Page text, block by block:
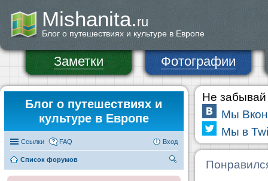
Mishanita.ru
Блог о путешествиях и культуре в Европе
Заметки Фотографии
Блог о путешествиях и
культуре в Европе
Ссылки FAQ Вход
Список форумов
Не забывай
Мы
Мы в